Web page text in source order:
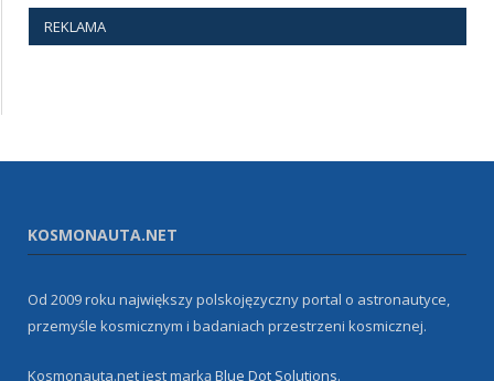
REKLAMA
KOSMONAUTA.NET
Od 2009 roku największy polskojęzyczny portal o astronautyce,
przemyśle kosmicznym i badaniach przestrzeni kosmicznej.
Kosmonauta.net jest markąBlue Dot Solutions.